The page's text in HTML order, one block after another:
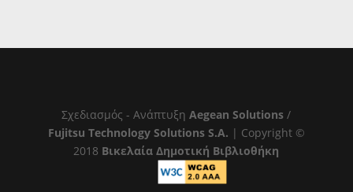
θησι την δημοσίευσιν καί έκτελίσίν το3 παρόντος
Διχτάγαατος.
Έν Χανίοις τί) 11 Φεδρουαρίου 1912
*Η Μροθωιρτνη Έπανα^τατικη Κυβέρνησις
Σχεδιασμός - ΑνάπτυξηAegean Solutions /
Fujitsu Technology Solutions S.A. | Copyright ©
2018 Βικελαία Δημοτική Βιβλιοθήκη